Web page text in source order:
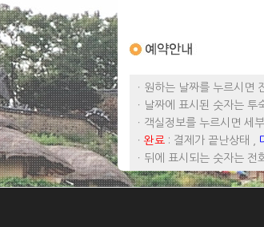
ㆍ원하는 날짜를 누르시면
ㆍ날짜에 표시된 숫자는 투
ㆍ객실정보를 누르시면 세
ㆍ 완료 : 결제가 끝난상태 ,
ㆍ뒤에 표시되는 숫자는 전